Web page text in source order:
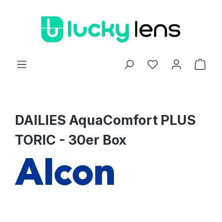
DAILIES AquaComfort PLUS
TORIC - 30er Box